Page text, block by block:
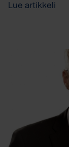
Lue artikkeli